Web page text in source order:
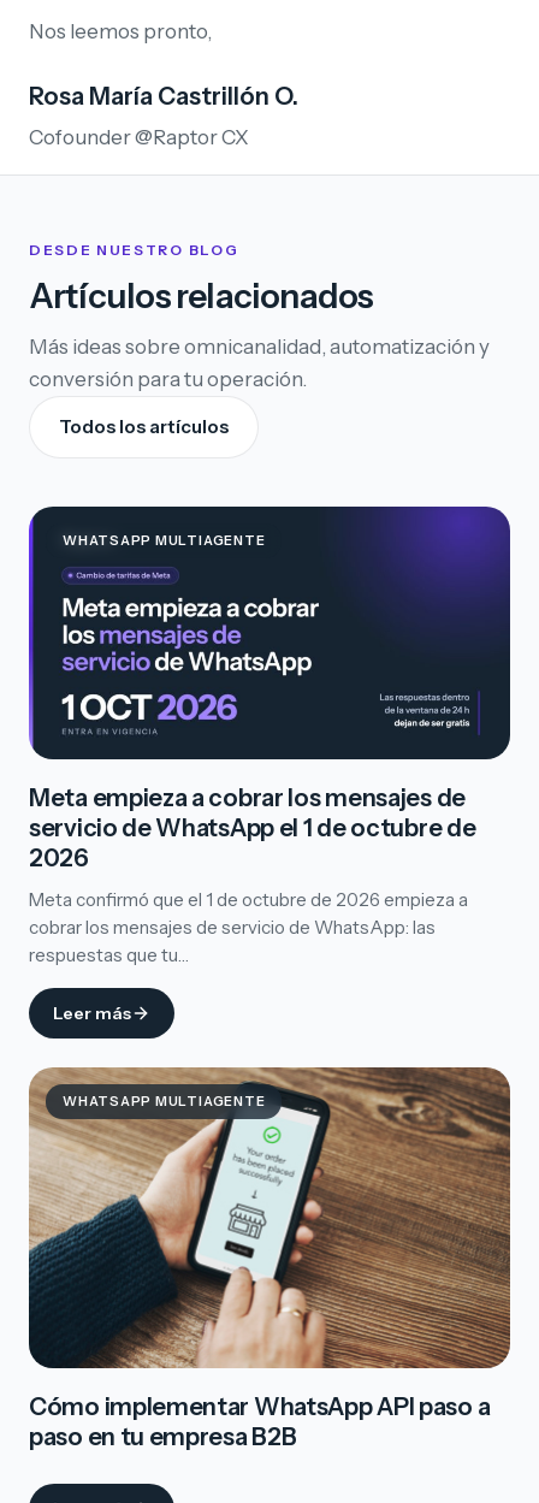
Nos leemos pronto,
Rosa María Castrillón O.
Cofounder @Raptor CX
DESDE NUESTRO BLOG
Artículos relacionados
Más ideas sobre omnicanalidad, automatización y
conversión para tu operación.
Todos los artículos
WHATSAPP MULTIAGENTE
Meta empieza a cobrar los mensajes de
servicio de WhatsApp el 1 de octubre de
2026
Meta confirmó que el 1 de octubre de 2026 empieza a
cobrar los mensajes de servicio de WhatsApp: las
respuestas que tu…
Leer más
WHATSAPP MULTIAGENTE
Cómo implementar WhatsApp API paso a
paso en tu empresa B2B